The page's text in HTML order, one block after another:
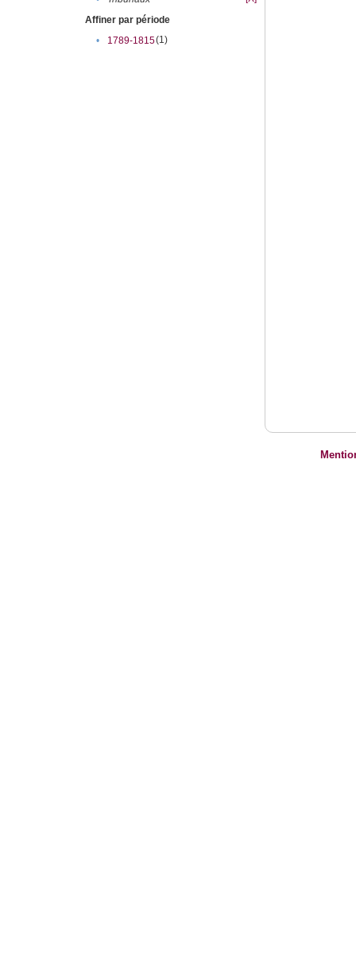
Affiner par période
•
1789-1815(1)